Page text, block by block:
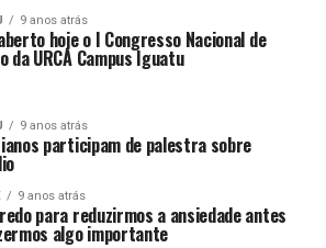
9 anos atrás
hoje o I Congresso Nacional de
da URCA Campus Iguatu
9 anos atrás
participam de palestra sobre
9 anos atrás
para reduzirmos a ansiedade antes
algo importante